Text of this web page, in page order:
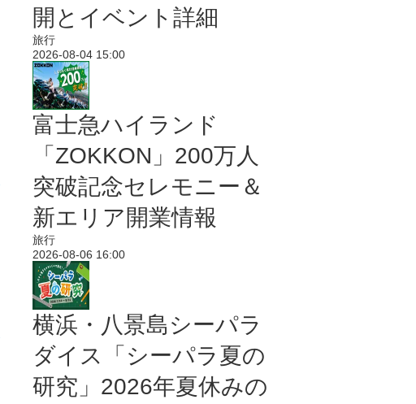
開とイベント詳細
旅行
2026-08-04 15:00
富士急ハイランド
「ZOKKON」200万人
突破記念セレモニー＆
新エリア開業情報
旅行
2026-08-06 16:00
横浜・八景島シーパラ
ダイス「シーパラ夏の
研究」2026年夏休みの